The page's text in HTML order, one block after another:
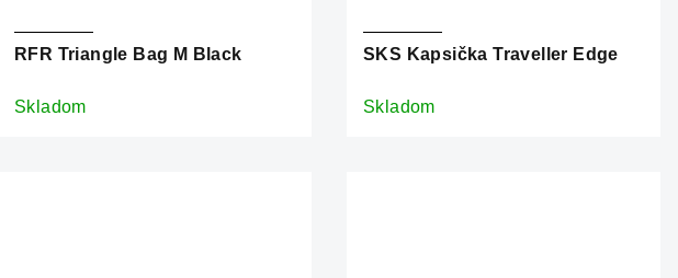
RFR Triangle Bag M Black
Skladom
SKS Kapsička Traveller Edge
Skladom